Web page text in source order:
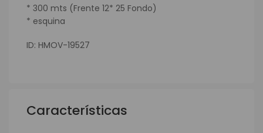
* 300 mts (Frente 12* 25 Fondo)
* ⁠esquina
ID: HMOV-19527
Características